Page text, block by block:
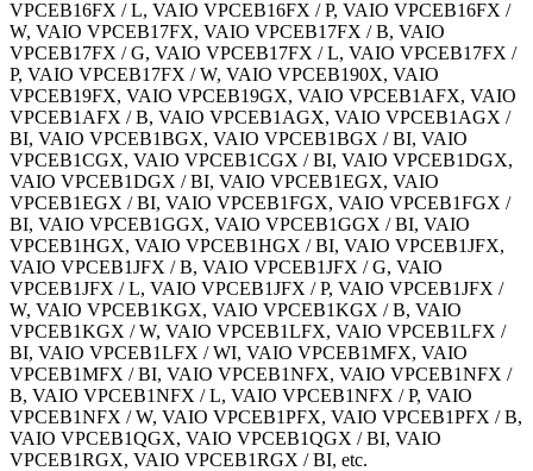
VPCEB16FX / L, VAIO VPCEB16FX / P, VAIO VPCEB16FX /
W, VAIO VPCEB17FX, VAIO VPCEB17FX / B, VAIO
VPCEB17FX / G, VAIO VPCEB17FX / L, VAIO VPCEB17FX /
P, VAIO VPCEB17FX / W, VAIO VPCEB190X, VAIO
VPCEB19FX, VAIO VPCEB19GX, VAIO VPCEB1AFX, VAIO
VPCEB1AFX / B, VAIO VPCEB1AGX, VAIO VPCEB1AGX /
BI, VAIO VPCEB1BGX, VAIO VPCEB1BGX / BI, VAIO
VPCEB1CGX, VAIO VPCEB1CGX / BI, VAIO VPCEB1DGX,
VAIO VPCEB1DGX / BI, VAIO VPCEB1EGX, VAIO
VPCEB1EGX / BI, VAIO VPCEB1FGX, VAIO VPCEB1FGX /
BI, VAIO VPCEB1GGX, VAIO VPCEB1GGX / BI, VAIO
VPCEB1HGX, VAIO VPCEB1HGX / BI, VAIO VPCEB1JFX,
VAIO VPCEB1JFX / B, VAIO VPCEB1JFX / G, VAIO
VPCEB1JFX / L, VAIO VPCEB1JFX / P, VAIO VPCEB1JFX /
W, VAIO VPCEB1KGX, VAIO VPCEB1KGX / B, VAIO
VPCEB1KGX / W, VAIO VPCEB1LFX, VAIO VPCEB1LFX /
BI, VAIO VPCEB1LFX / WI, VAIO VPCEB1MFX, VAIO
VPCEB1MFX / BI, VAIO VPCEB1NFX, VAIO VPCEB1NFX /
B, VAIO VPCEB1NFX / L, VAIO VPCEB1NFX / P, VAIO
VPCEB1NFX / W, VAIO VPCEB1PFX, VAIO VPCEB1PFX / B,
VAIO VPCEB1QGX, VAIO VPCEB1QGX / BI, VAIO
VPCEB1RGX, VAIO VPCEB1RGX / BI, etc.